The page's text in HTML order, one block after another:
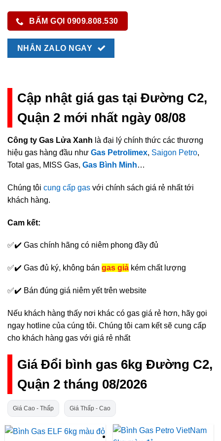
BẤM GỌI 0909.808.530
NHẮN ZALO NGAY
Cập nhật giá gas tại Đường C2,
Quận 2 mới nhất ngày 08/08
Công ty Gas Lửa Xanh là đại lý chính thức các thương
hiệu gas hàng đầu như Gas Petrolimex, Saigon Petro,
Total gas, MISS Gas, Gas Bình Minh…
Chúng tôi cung cấp gas với chính sách giá rẻ nhất tới
khách hàng.
Cam kết:
✅✔️ Gas chính hãng có niêm phong đầy đủ
✅✔️ Gas đủ ký, không bán gas giả kém chất lượng
✅✔️ Bán đúng giá niêm yết trên website
Nếu khách hàng thấy nơi khác có gas giá rẻ hơn, hãy gọi
ngay hotline của cúng tôi. Chúng tôi cam kết sẽ cung cấp
cho khách hàng gas với giá rẻ nhất
Giá Đổi bình gas 6kg Đường C2,
Quận 2 tháng 08/2026
Giá Cao - Thấp Giá Thấp - Cao